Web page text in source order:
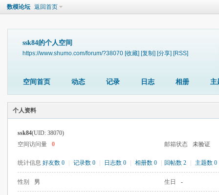
数模论坛 返回首页
ssk84的个人空间
https://www.shumo.com/forum/?38070 [收藏] [复制] [分享] [RSS]
空间首页 动态 记录 日志 相册 主
个人资料
ssk84(UID: 38070)
空间访问量
0 邮箱状态 未验证
统计信息 好友数 0 记录数 0 日志数 0 相册数 0 回帖数 2 主题数 0
性别 男 生日 -